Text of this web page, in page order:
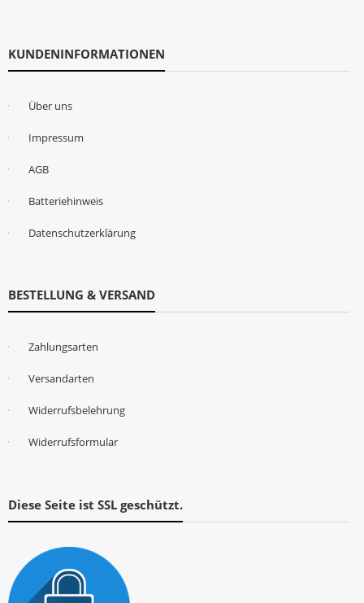
KUNDENINFORMATIONEN
Über uns
Impressum
AGB
Batteriehinweis
Datenschutzerklärung
BESTELLUNG & VERSAND
Zahlungsarten
Versandarten
Widerrufsbelehrung
Widerrufsformular
Diese Seite ist SSL geschützt.